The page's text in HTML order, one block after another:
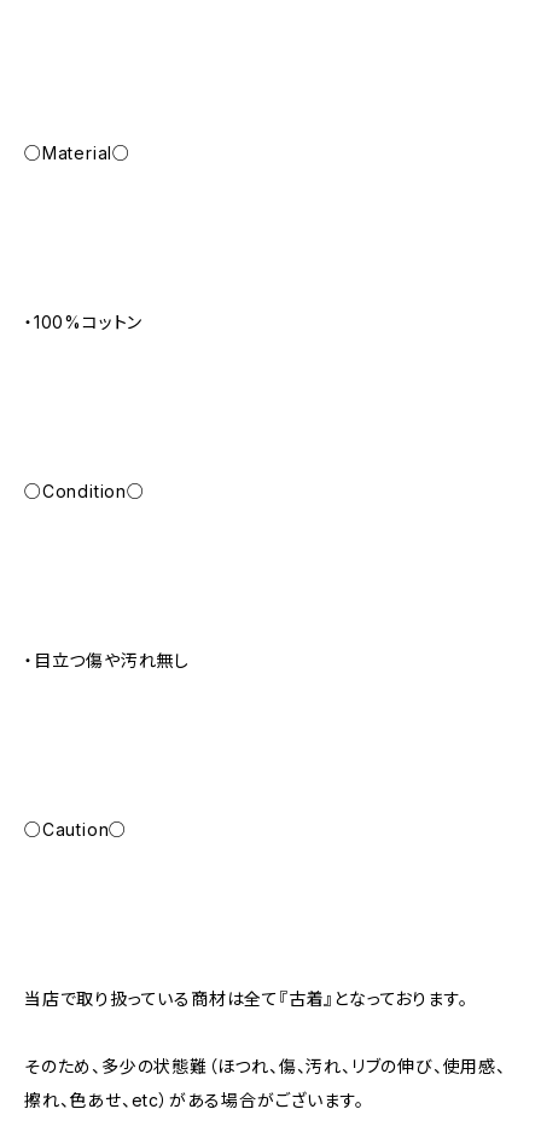
○Material○
・100%コットン
○Condition○
・目立つ傷や汚れ無し
○Caution○
当店で取り扱っている商材は全て『古着』となっております。
そのため、多少の状態難（ほつれ、傷、汚れ、リブの伸び、使用感、
擦れ、色あせ、etc）がある場合がございます。